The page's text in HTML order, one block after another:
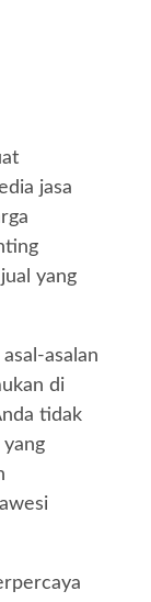
jasa
yang
asalan
di
tidak